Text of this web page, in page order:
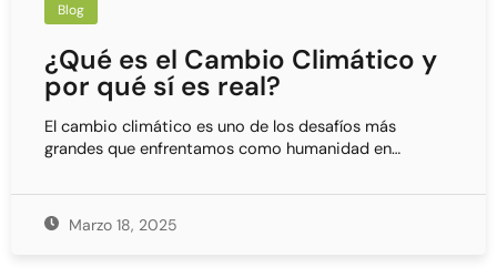
Blog
¿Qué es el Cambio Climático y
por qué sí es real?
El cambio climático es uno de los desafíos más
grandes que enfrentamos como humanidad en…
Marzo 18, 2025